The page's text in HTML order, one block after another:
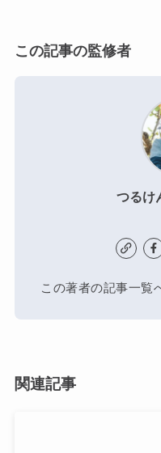
この記事の監修者
つるけ
この著者の記事一覧
関連記事